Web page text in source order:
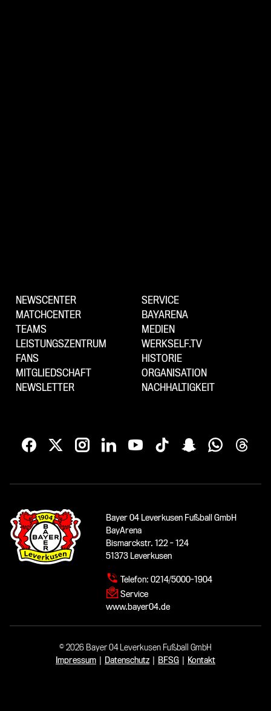
NEWSCENTER
MATCHCENTER
TEAMS
LEISTUNGSZENTRUM
FANS
MITGLIEDSCHAFT
NEWSLETTER
SERVICE
BAYARENA
MEDIEN
WERKSELF.TV
HISTORIE
ORGANISATION
NACHHALTIGKEIT
Bayer 04 Leverkusen Fußball GmbH
BayArena
Bismarckstr. 122 - 124
51373 Leverkusen
Telefon: 0214/5000-1904
Service
www.bayer04.de
© 2026 Bayer 04 Leverkusen Fußball GmbH
Impressum
Datenschutz BFSG Kontakt